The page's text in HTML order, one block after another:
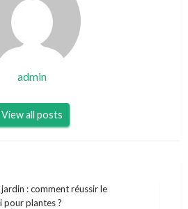
admin
View all posts
: comment réussir le
pour plantes ?